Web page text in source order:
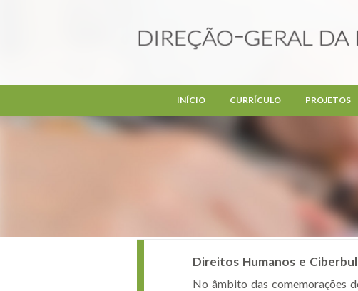
INÍCIO CURRÍCULO PROJETOS
Direitos Humanos e
No âmbito das comemorações